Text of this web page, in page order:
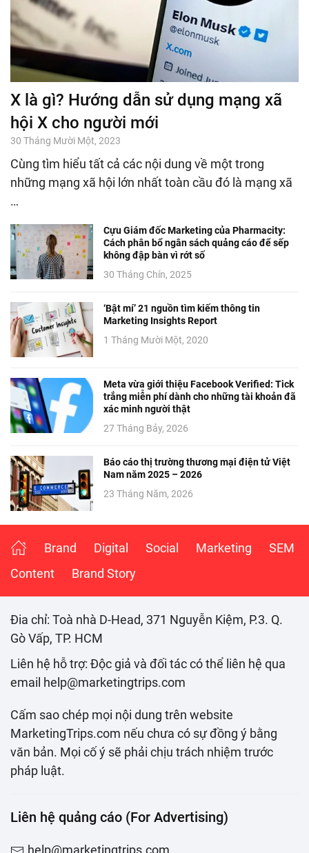
X là gì? Hướng dẫn sử dụng mạng xã
hội X cho người mới
30 Tháng Mười Một, 2023
Cùng tìm hiểu tất cả các nội dung về một trong
những mạng xã hội lớn nhất toàn cầu đó là mạng xã
…
Cựu Giám đốc Marketing của Pharmacity:
Cách phân bổ ngân sách quảng cáo để sếp
không đập bàn vì rớt số
30 Tháng Chín, 2025
‘Bật mí’ 21 nguồn tìm kiếm thông tin
Marketing Insights Report
1 Tháng Mười Một, 2020
Meta vừa giới thiệu Facebook Verified: Tick
trắng miễn phí dành cho những tài khoản đã
xác minh người thật
27 Tháng Bảy, 2026
Báo cáo thị trường thương mại điện tử Việt
Nam năm 2025 – 2026
23 Tháng Năm, 2026
Brand Digital Social Marketing
SEM
Content
Brand Story
Đia chỉ: Toà nhà D-Head, 371 Nguyễn Kiệm, P.3. Q.
Gò Vấp, TP. HCM
Liên hệ hỗ trợ: Độc giả và đối tác có thể liên hệ qua
email help@marketingtrips.com
Cấm sao chép mọi nội dung trên website
MarketingTrips.com nếu chưa có sự đồng ý bằng
văn bản. Mọi cố ý sẽ phải chịu trách nhiệm trước
pháp luật.
Liên hệ quảng cáo (For Advertising)
help@marketingtrips.com